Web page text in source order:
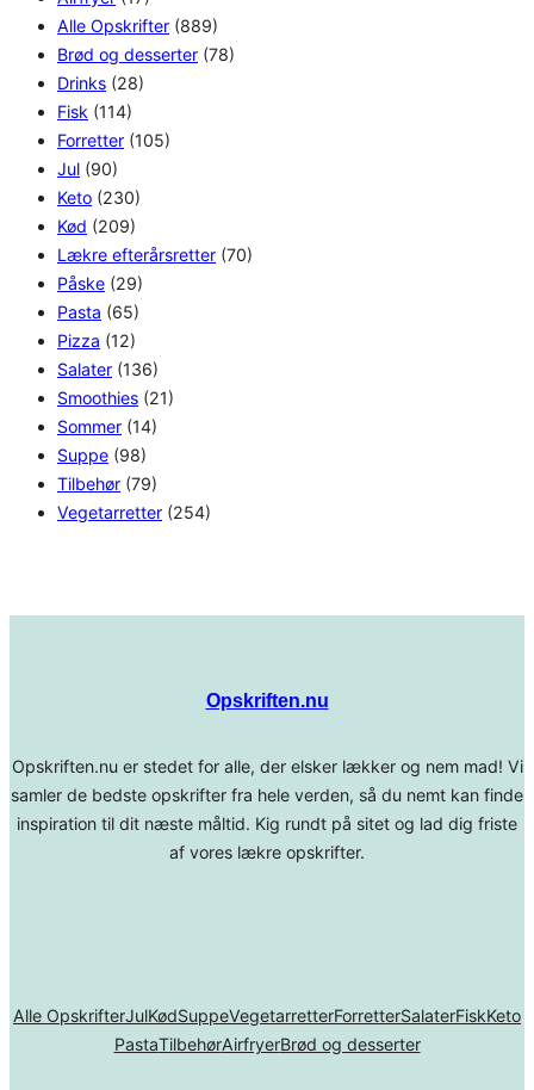
Alle Opskrifter (889)
Brød og desserter (78)
Drinks (28)
Fisk (114)
Forretter (105)
Jul (90)
Keto (230)
Kød (209)
Lækre efterårsretter (70)
Påske (29)
Pasta (65)
Pizza (12)
Salater (136)
Smoothies (21)
Sommer (14)
Suppe (98)
Tilbehør (79)
Vegetarretter (254)
Opskriften.nu
Opskriften.nu er stedet for alle, der elsker lækker og nem mad! Vi
samler de bedste opskrifter fra hele verden, så du nemt kan finde
inspiration til dit næste måltid. Kig rundt på sitet og lad dig friste
af vores lækre opskrifter.
Alle OpskrifterJulKødSuppeVegetarretterForretterSalaterFiskKeto
PastaTilbehørAirfryerBrød og desserter